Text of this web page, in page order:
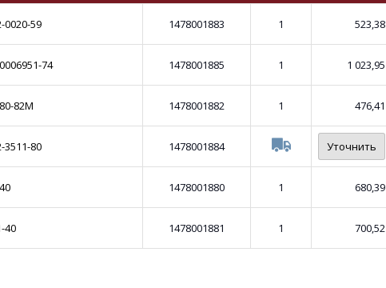
0020-59 1478001883 1 523,38
74 1478001885 1 1 023,95
82М 1478001882 1 476,41
3511-80 1478001884 Уточнить
1478001880 1 680,39
40 1478001881 1 700,52